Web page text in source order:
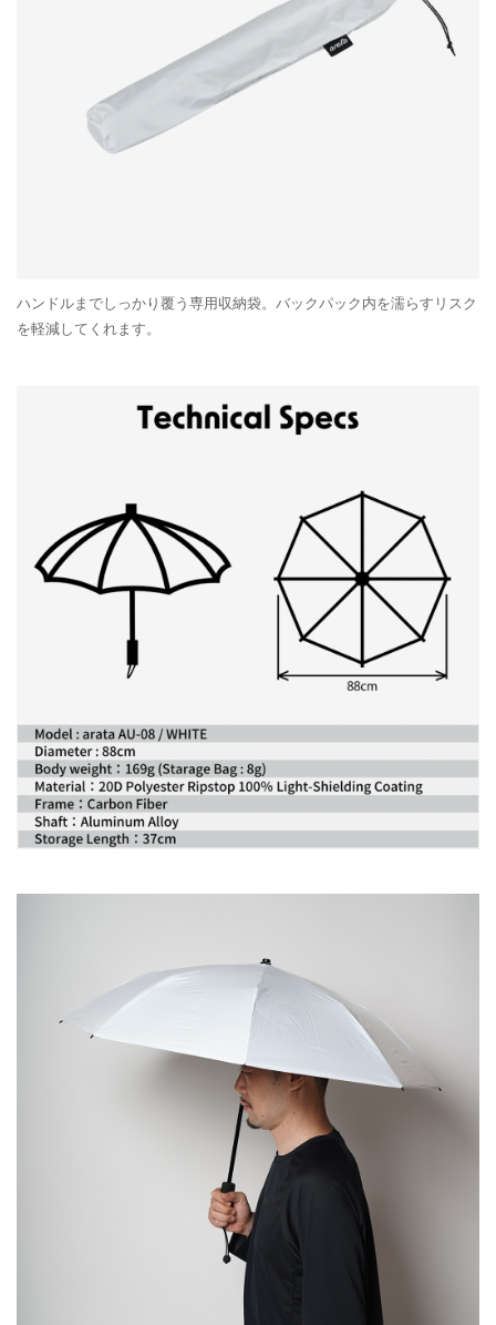
ハンドルまでしっかり覆う専用収納袋。バックパック内を濡らすリスク
を軽減してくれます。